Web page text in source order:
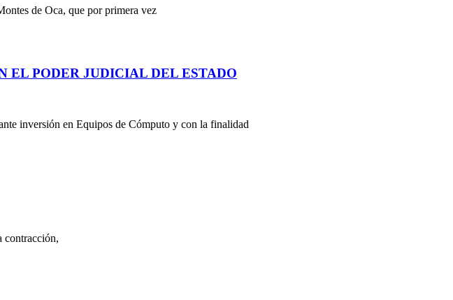
de Oca, que por primera vez
EL PODER JUDICIAL DEL ESTADO
inversión en Equipos de Cómputo y con la finalidad
contracción,